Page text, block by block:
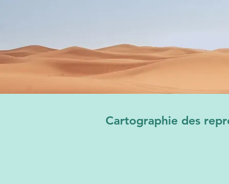
Cartographie des